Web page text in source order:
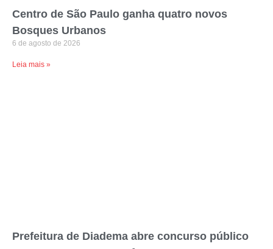
Centro de São Paulo ganha quatro novos
Bosques Urbanos
6 de agosto de 2026
Leia mais »
Prefeitura de Diadema abre concurso público